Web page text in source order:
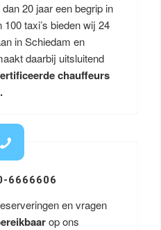
20 jaar een begrip in
taxi’s bieden wij 24
in Schiedam en
daarbij uitsluitend
chauffeurs
6666606
en vragen
op ons